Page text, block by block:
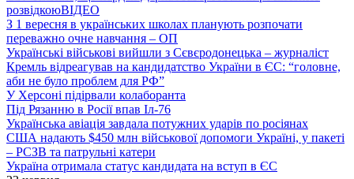
розвідкоюВІДЕО
З 1 вересня в українських школах планують розпочати
переважно очне навчання – ОП
Українські військові вийшли з Сєвєродонецька – журналіст
Кремль відреагував на кандидатство України в ЄС: “головне,
аби не було проблем для РФ”
У Херсоні підірвали колаборанта
Під Рязанню в Росії впав Іл-76
Українська авіація завдала потужних ударів по росіянах
США надають $450 млн військової допомоги Україні, у пакеті
– РСЗВ та патрульні катери
Україна отримала статус кандидата на вступ в ЄС